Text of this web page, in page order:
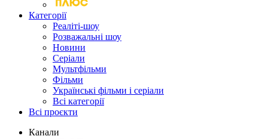
Категорії
Реаліті-шоу
Розважальні шоу
Новини
Серіали
Мультфільми
Фільми
Українські фільми і серіали
Всі категорії
Всі проєкти
Канали